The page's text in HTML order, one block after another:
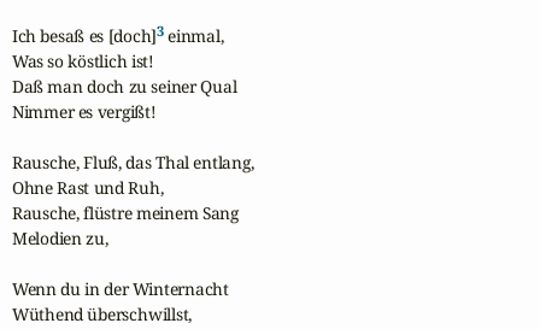
Ich besaß es [doch]3 einmal,
Was so köstlich ist!
Daß man doch zu seiner Qual
Nimmer es vergißt!
Rausche, Fluß, das Thal entlang,
Ohne Rast und Ruh,
Rausche, flüstre meinem Sang
Melodien zu,
Wenn du in der Winternacht
Wüthend überschwillst,